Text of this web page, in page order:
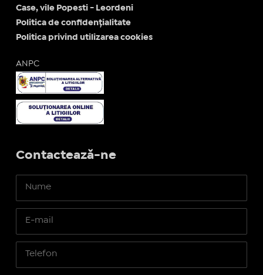
Case, vile Popesti - Leordeni
Politica de confidențialitate
Politica privind utilizarea cookies
ANPC
Contactează-ne